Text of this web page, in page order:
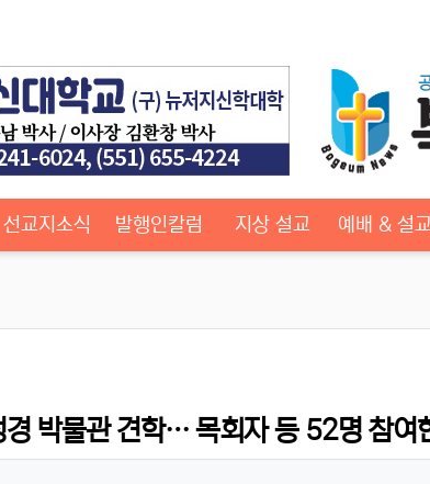
선교지소식 발행인칼럼 지상 설교 예배 & 설
박물관 견학… 목회자 등 52명 참여